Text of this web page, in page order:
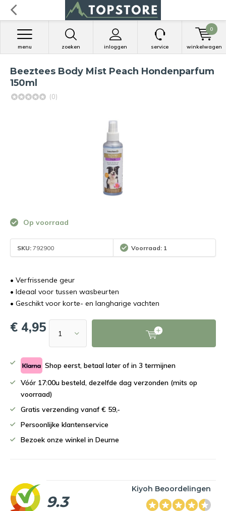
zoeken inloggen
menu service winkelwagen
0
Beeztees Body Mist Peach Hondenparfum
150ml
(0)
Op voorraad
SKU: 792900 Voorraad: 1
• Verfrissende geur
• Ideaal voor tussen wasbeurten
• Geschikt voor korte- en langharige vachten
€ 4,95
Shop eerst, betaal later of in 3 termijnen
Vóór 17:00u besteld, dezelfde dag verzonden (mits op
voorraad)
Gratis verzending vanaf € 59,-
Persoonlijke klantenservice
Bezoek onze winkel in Deurne
9.3
Kiyoh Beoordelingen